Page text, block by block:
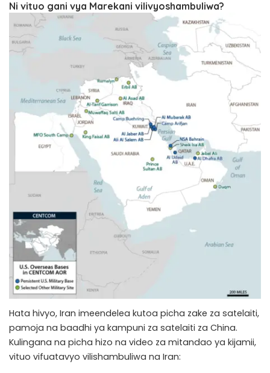
Ni vituo gani vya Marekani vilivyoshambuliwa?
Hata hivyo, Iran imeendelea kutoa picha zake za satelaiti,
pamoja na baadhi ya kampuni za satelaiti za China.
Kulingana na picha hizo na video za mitandao ya kijamii,
vituo vifuatavyo vilishambuliwa na Iran: